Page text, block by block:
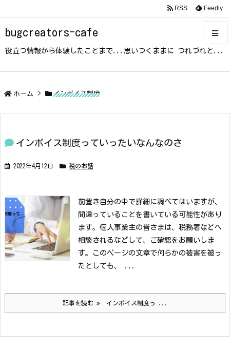
bugcreators-cafe
役立つ情報から体験したことまで...思いつくままに つれづれと...
RSS Feedly
ホーム > インボイス制度
インボイス制度っていったいなんなのさ
2022年4月12日 税のお話
前置き自分の中で詳細に調べてはいますが、
間違っていることを書いている可能性があり
ます。 個人事業主の皆さまは、税務署などへ
相談されるなどして、ご確認をお願いしま
す。
このページの文章で何らかの被害を被っ
たとしても、 ...
記事を読む インボイス制度っ ...